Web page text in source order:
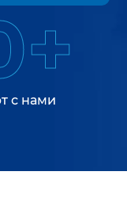
с нами